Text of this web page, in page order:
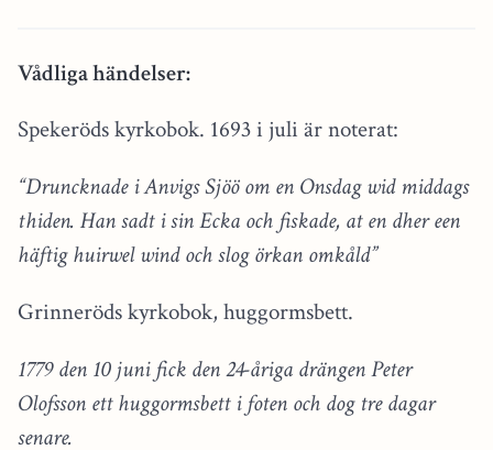
Vådliga händelser:
Spekeröds kyrkobok. 1693 i juli är noterat:
“Druncknade i Anvigs Sjöö om en Onsdag wid middags
thiden. Han sadt i sin Ecka och fiskade, at en dher een
häftig huirwel wind och slog örkan omkåld”
Grinneröds kyrkobok, huggormsbett.
1779 den 10 juni fick den 24-åriga drängen Peter
Olofsson ett huggormsbett i foten och dog tre dagar
senare.